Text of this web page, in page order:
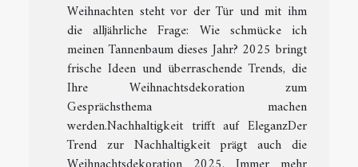
Weihnachten steht vor der Tür und mit ihm
die alljährliche Frage: Wie schmücke ich
meinen Tannenbaum dieses Jahr? 2025 bringt
frische Ideen und überraschende Trends, die
Ihre Weihnachtsdekoration zum
Gesprächsthema machen
werden.Nachhaltigkeit trifft auf EleganzDer
Trend zur Nachhaltigkeit prägt auch die